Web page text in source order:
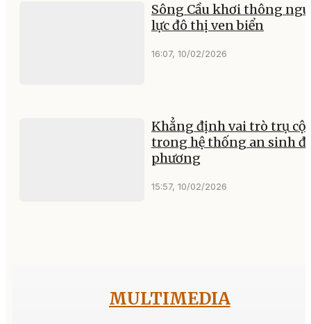
Sông Cầu khơi thông
lực đô thị ven biển
16:07, 10/02/2026
Khẳng định vai trò trụ cột
trong hệ thống an sinh
phương
15:57, 10/02/2026
MULTIMEDIA